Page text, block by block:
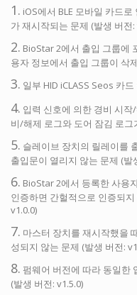
1. iOS에서 BLE 모바일 카드
가 재시작되는 문제 (발생 버전:
2. BioStar 2에서 출입 그룹에
용자 정보에서 출입 그룹이 삭
3. 일부 HID iCLASS Seos 카
4. 입력 신호에 의한 경비 시
비/해제 로그와 도어 잠김 로그
5. 슬레이브 장치의 릴레이를
출입문이 열리지 않는 문제 (발
6. BioStar 2에서 등록한 사용
인증하면 간헐적으로 인증되
v1.0.0)
7. 마스터 장치를 재시작했을
성되지 않는 문제 (발생 버전:
8. 펌웨어 버전에 따라 동일한
(발생 버전: v1.5.0)